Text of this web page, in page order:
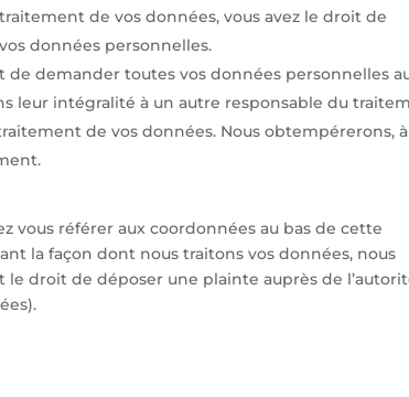
de vos données, vous avez le droit de
données personnelles.
de demander toutes vos données personnelles
leur intégralité à un autre responsable du
de vos données. Nous obtempérerons, à
vous référer aux coordonnées au bas de cette
la façon dont nous traitons vos données, nous
droit de déposer une plainte auprès de